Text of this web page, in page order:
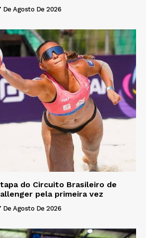
De Agosto De 2026
do Circuito Brasileiro de
pela primeira vez
De Agosto De 2026